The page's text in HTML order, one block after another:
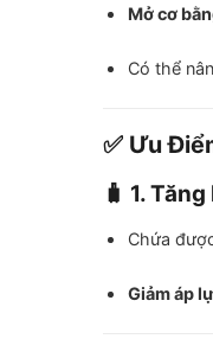
Mở cơ
Có thể
✅ Ưu
🧳 1.
Chứa
Giảm áp